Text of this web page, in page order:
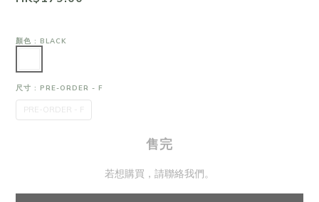
顏色 : BLACK
尺寸 : PRE-ORDER - F
PRE-ORDER - F
售完
若想購買，請聯絡我們。